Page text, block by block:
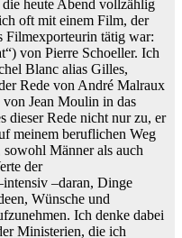
die heute Abend vollzählig
oft mit einem Film, der
Filmexporteurin tätig war:
von Pierre Schoeller. Ich
Blanc alias Gilles,
Rede von André Malraux
Jean Moulin in das
dieser Rede nicht nur zu, er
meinem beruflichen Weg
Männer als auch
der
–daran, Dinge
Wünsche und
Ich denke dabei
Ministerien, die ich